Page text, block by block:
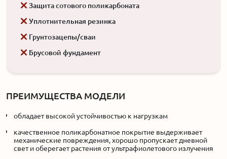
Защита сотового поликарбоната
Уплотнительная резинка
Грунтозацепы/сваи
Брусовой фундамент
ПРЕИМУЩЕСТВА МОДЕЛИ
обладает высокой устойчивостью к нагрузкам
качественное поликарбонатное покрытие выдерживает
механические повреждения, хорошо пропускает дневной
свет и оберегает растения от ультрафиолетового излучения